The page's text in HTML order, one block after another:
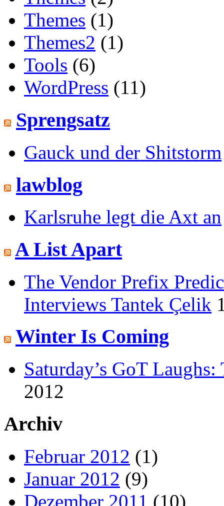
Themes (1)
Themes2 (1)
Tools (6)
WordPress (11)
Sprengsatz
Gauck und der Shitstorm
lawblog
Karlsruhe legt die Axt an
A List Apart
The Vendor Prefix
Interviews Tantek Çelik
Winter Is Coming
Saturday’s GoT
2012
Archiv
Februar 2012 (1)
Januar 2012 (9)
Dezember 2011 (10)